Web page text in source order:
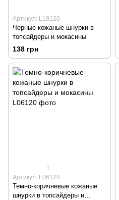
Артикул: L18120
Черные кожаные шнурки в
топсайдеры и мокасины
138 грн
1
Артикул: L06120
Темно-коричневые кожаные
шнурки в топсайдеры и